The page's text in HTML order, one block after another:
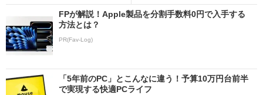
FPが解説！Apple製品を分割手数料0円で入手する
方法とは？
PR(Fav-Log)
「5年前のPC」とこんなに違う！予算10万円台前半
で実現する快適PCライフ